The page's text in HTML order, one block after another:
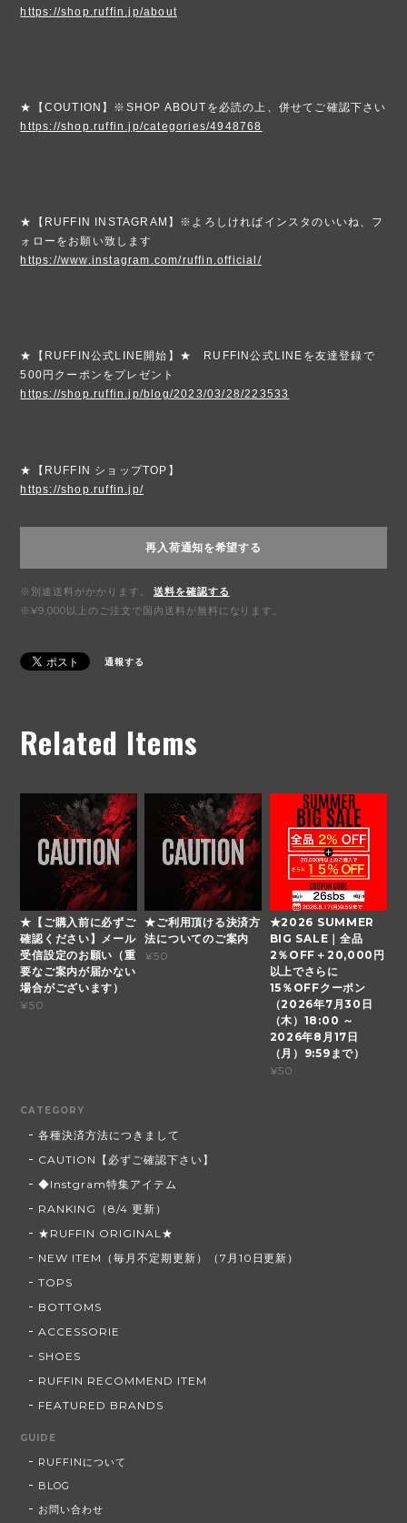
https://shop.ruffin.jp/about
★【COUTION】※SHOP ABOUTを必読の上、併せてご確認下さい
https://shop.ruffin.jp/categories/4948768
★【RUFFIN INSTAGRAM】※よろしければインスタのいいね、フ
ォローをお願い致します
https://www.instagram.com/ruffin.official/
★【RUFFIN公式LINE開始】★ RUFFIN公式LINEを友達登録で
500円クーポンをプレゼント
https://shop.ruffin.jp/blog/2023/03/28/223533
★【RUFFIN ショップTOP】
https://shop.ruffin.jp/
再入荷通知を希望する
※別途送料がかかります。
送料を確認する
※¥9,000以上のご注文で国内送料が無料になります。
通報する
Related Items
★【ご購入前に必ずご
確認ください】メール
受信設定のお願い（重
要なご案内が届かない
場合がございます）
¥50
★ご利用頂ける決済方
法についてのご案内
¥50
★2026 SUMMER
BIG SALE｜全品
2％OFF＋20,000円
以上でさらに
15％OFFクーポン
（2026年7月30日
（木）18:00 ～
2026年8月17日
（月）9:59まで）
¥50
CATEGORY
各種決済方法につきまして
CAUTION【必ずご確認下さい】
◆Instgram特集アイテム
RANKING（8/4 更新）
★RUFFIN ORIGINAL★
NEW ITEM（毎月不定期更新）（7月10日更新）
TOPS
BOTTOMS
ACCESSORIE
SHOES
RUFFIN RECOMMEND ITEM
FEATURED BRANDS
GUIDE
RUFFINについて
BLOG
お問い合わせ